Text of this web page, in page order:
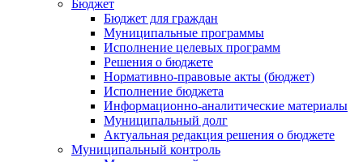
Бюджет
Бюджет для граждан
Муниципальные программы
Исполнение целевых программ
Решения о бюджете
Нормативно-правовые акты (бюджет)
Исполнение бюджета
Информационно-аналитические материалы
Муниципальный долг
Актуальная редакция решения о бюджете
Муниципальный контроль